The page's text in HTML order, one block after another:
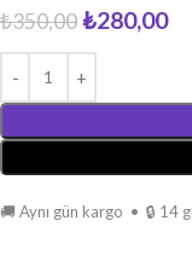
₺350,00 ₺280,00
🚚 Aynı gün kargo • 🔒 14